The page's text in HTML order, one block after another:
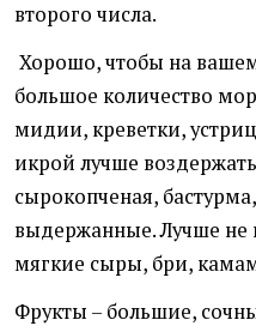
второго числа.
Хорошо, чтобы на
большое количество
мидии, креветки,
икрой лучше
сырокопченая,
выдержанные. Лучше не
мягкие сыры, бри,
Фрукты – большие,